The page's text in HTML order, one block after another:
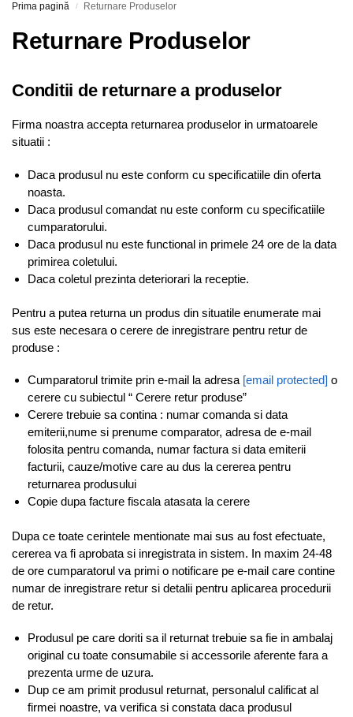
Prima pagină / Returnare Produselor
Returnare Produselor
Conditii de returnare a produselor
Firma noastra accepta returnarea produselor in urmatoarele
situatii :
Daca produsul nu este conform cu specificatiile din oferta
noasta.
Daca produsul comandat nu este conform cu specificatiile
cumparatorului.
Daca produsul nu este functional in primele 24 ore de la data
primirea coletului.
Daca coletul prezinta deteriorari la receptie.
Pentru a putea returna un produs din situatile enumerate mai
sus este necesara o cerere de inregistrare pentru retur de
produse :
Cumparatorul trimite prin e-mail la adresa [email protected] o
cerere cu subiectul “ Cerere retur produse”
Cerere trebuie sa contina : numar comanda si data
emiterii,nume si prenume comparator, adresa de e-mail
folosita pentru comanda, numar factura si data emiterii
facturii, cauze/motive care au dus la cererea pentru
returnarea produsului
Copie dupa facture fiscala atasata la cerere
Dupa ce toate cerintele mentionate mai sus au fost efectuate,
cererea va fi aprobata si inregistrata in sistem. In maxim 24-48
de ore cumparatorul va primi o notificare pe e-mail care contine
numar de inregistrare retur si detalii pentru aplicarea procedurii
de retur.
Produsul pe care doriti sa il returnat trebuie sa fie in ambalaj
original cu toate consumabile si accessorile aferente fara a
prezenta urme de uzura.
Dup ce am primit produsul returnat, personalul calificat al
firmei noastre, va verifica si constata daca produsul